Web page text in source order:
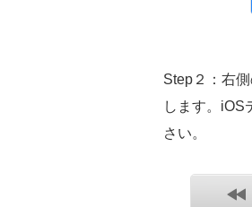
Step２：右
します。iOS
さい。